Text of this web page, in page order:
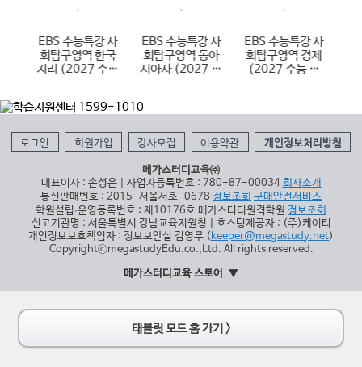
EBS 수능특강 사
회탐구영역 한국
지리 (2027 수능
EBS 수능특강 사
회탐구영역 동아
시아사 (2027 수
EBS 수능특강 사
회탐구영역 경제
(2027 수능 대
로그인 회원가입 강사모집 이용약관 개인정보처리방침
메가스터디교육㈜
대표이사 : 손성은 | 사업자등록번호 : 780-87-00034 회사소개
통신판매번호 : 2015-서울서초-0678 정보조회 구매안전서비스
학원설립∙운영등록번호 : 제10176호 메가스터디원격학원 정보조회
신고기관명 : 서울특별시 강남교육지원청 | 호스팅제공자 : (주)케이티
개인정보보호책임자 : 정보보안실 김영무 (keeper@megastudy.net)
CopyrightⓒmegastudyEdu.co.,Ltd. All rights reserved.
메가스터디교육 스토어
태블릿 모드 홈 가기 >